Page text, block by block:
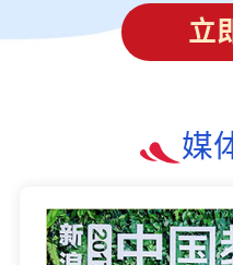
立
媒